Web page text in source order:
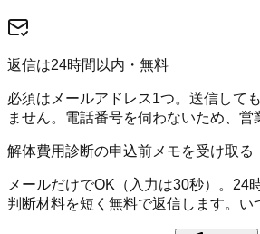
返信は24時間以内・無料
必須はメールアドレス1つ。送信して
ません。電話番号を伺わないため、営
解体費用診断の申込前メモを受け取る
メールだけでOK（入力は30秒）。24
判断材料を短く無料で返信します。い